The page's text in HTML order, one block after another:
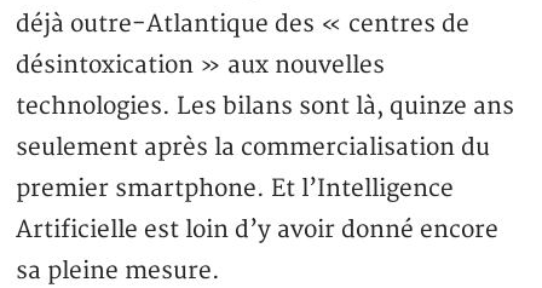
déjà outre-Atlantique des « centres de
désintoxication » aux nouvelles
technologies. Les bilans sont là, quinze ans
seulement après la commercialisation du
premier smartphone. Et l’Intelligence
Artificielle est loin d’y avoir donné encore
sa pleine mesure.